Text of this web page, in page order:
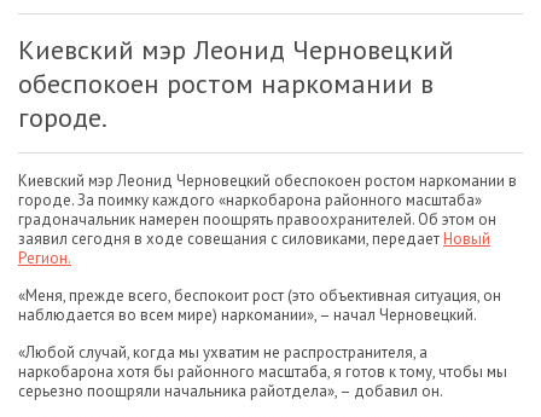
Киевский мэр Леонид Черновецкий
обеспокоен ростом наркомании в
городе.
Киевский мэр Леонид Черновецкий обеспокоен ростом наркомании в
городе. За поимку каждого «наркобарона районного масштаба»
градоначальник намерен поощрять правоохранителей. Об этом он
заявил сегодня в ходе совещания с силовиками, передаетНовый
Регион.
«Меня, прежде всего, беспокоит рост (это объективная ситуация, он
наблюдается во всем мире) наркомании», – начал Черновецкий.
«Любой случай, когда мы ухватим не распространителя, а
наркобарона хотя бы районного масштаба, я готов к тому, чтобы мы
серьезно поощряли начальника райотдела», – добавил он.